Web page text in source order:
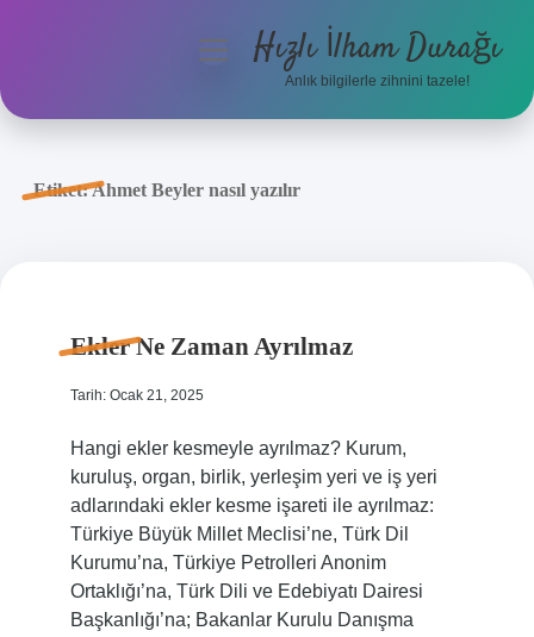
Anasayfa
menüyüHızlı İlham Durağı
Anlık bilgilerle zihnini tazele!
Etiket:Ahmet Beyler nasıl yazılır
Ekler Ne Zaman Ayrılmaz
Tarih: Ocak 21, 2025
Hangi ekler kesmeyle ayrılmaz? Kurum,
kuruluş, organ, birlik, yerleşim yeri ve iş yeri
adlarındaki ekler kesme işareti ile ayrılmaz:
Türkiye Büyük Millet Meclisi’ne, Türk Dil
Kurumu’na, Türkiye Petrolleri Anonim
Ortaklığı’na, Türk Dili ve Edebiyatı Dairesi
Başkanlığı’na; Bakanlar Kurulu Danışma